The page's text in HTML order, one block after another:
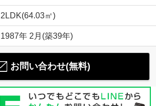
2LDK(64.03㎡)
1987年 2月(築39年)
お問い合わせ(無料)